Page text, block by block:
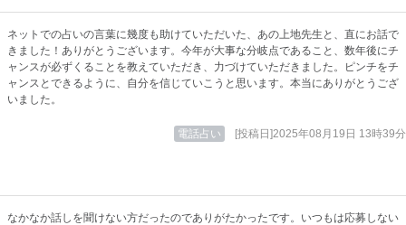
ネットでの占いの言葉に幾度も助けていただいた、あの上地先生と、直にお話で
きました！ありがとうございます。今年が大事な分岐点であること、数年後にチ
ャンスが必ずくることを教えていただき、力づけていただきました。ピンチをチ
ャンスとできるように、自分を信じていこうと思います。本当にありがとうござ
いました。
電話占い [投稿日]2025年08月19日 13時39分
なかなか話しを聞けない方だったのでありがたかったです。いつもは応募しない